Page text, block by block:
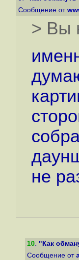
Сообщение от
> Вы
не
10. "Как
Сообщение от